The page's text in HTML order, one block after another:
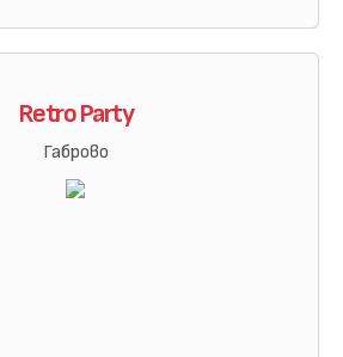
Retro Party
Габрово